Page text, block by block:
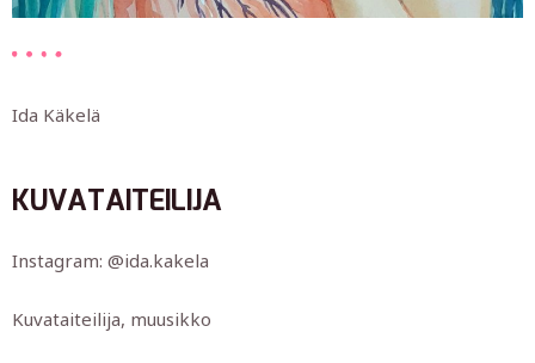
Ida Käkelä
KUVATAITEILIJA
Instagram: @ida.kakela
Kuvataiteilija, muusikko